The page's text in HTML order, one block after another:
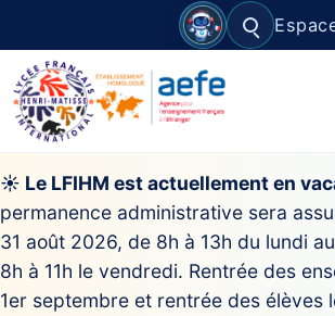
☀ Le LFIHM est actuellement en
permanence administrative sera
31 août 2026, de 8h à 13h du lundi
8h à 11h le vendredi. Rentrée des
1er septembre et rentrée des élèves